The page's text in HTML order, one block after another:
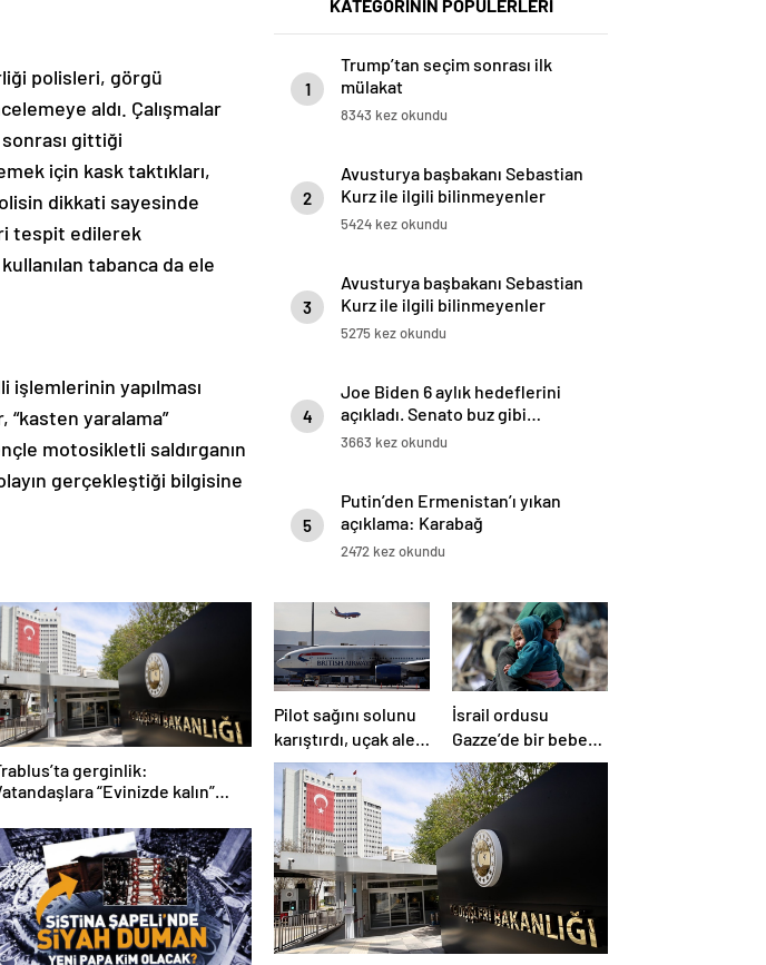
polisleri, görgü
aldı. Çalışmalar
gittiği
için kask taktıkları,
dikkati sayesinde
tespit edilerek
tabanca da ele
işlemlerinin yapılması
“kasten yaralama”
motosikletli saldırganın
gerçekleştiği bilgisine
gerginlik:
“Evinizde kalın”
KATEGORİNİN POPÜLERLERİ
1
Trump’tan seçim sonrası ilk
mülakat
8343 kez okundu
2
Avusturya başbakanı Sebastian
Kurz ile ilgili bilinmeyenler
5424 kez okundu
3
Avusturya başbakanı Sebastian
Kurz ile ilgili bilinmeyenler
5275 kez okundu
4
Joe Biden 6 aylık hedeflerini
açıkladı. Senato buz gibi…
3663 kez okundu
5
Putin’den Ermenistan’ı yıkan
açıklama: Karabağ
Azerbaycan’ın ayrılmaz bir
2472 kez okundu
Pilot sağını solunu
karıştırdı, uçak alev
aldı
İsrail ordusu
Gazze’de bir bebek
daha öldürdü